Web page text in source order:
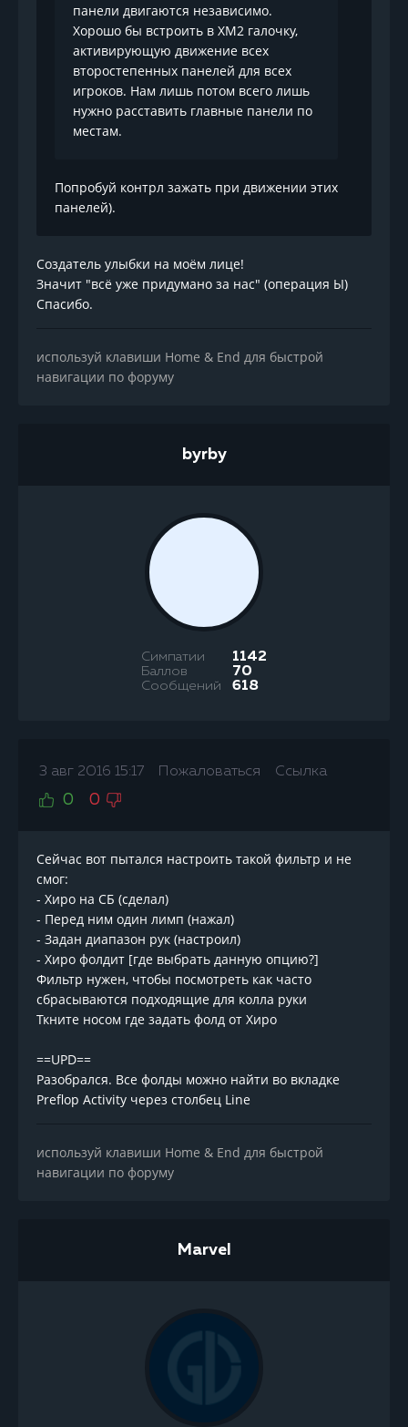
панели двигаются независимо.
Хорошо бы встроить в ХМ2 галочку,
активирующую движение всех
второстепенных панелей для всех
игроков. Нам лишь потом всего лишь
нужно расставить главные панели по
местам.
Попробуй контрл зажать при движении этих
панелей).
Создатель улыбки на моём лице!
Значит "всё уже придумано за нас" (операция Ы)
Спасибо.
используй клавиши Home & End для быстрой
навигации по форуму
byrby
Симпатии 1142
Баллов 70
Сообщений 618
3 авг 2016 15:17 Пожаловаться Ссылка
0 0
Сейчас вот пытался настроить такой фильтр и не
смог:
- Хиро на СБ (сделал)
- Перед ним один лимп (нажал)
- Задан диапазон рук (настроил)
- Хиро фолдит [где выбрать данную опцию?]
Фильтр нужен, чтобы посмотреть как часто
сбрасываются подходящие для колла руки
Ткните носом где задать фолд от Хиро
==UPD==
Разобрался. Все фолды можно найти во вкладке
Preflop Activity через столбец Line
используй клавиши Home & End для быстрой
навигации по форуму
Marvel